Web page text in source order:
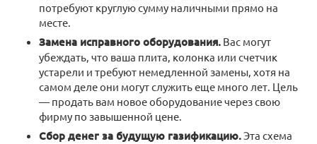
потребуют круглую сумму наличными прямо на
месте.
Замена исправного оборудования. Вас могут
убеждать, что ваша плита, колонка или счетчик
устарели и требуют немедленной замены, хотя на
самом деле они могут служить еще много лет. Цель
— продать вам новое оборудование через свою
фирму по завышенной цене.
Сбор денег за будущую газификацию.Эта схема